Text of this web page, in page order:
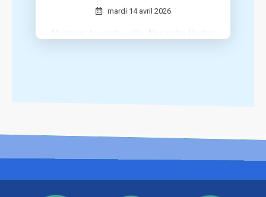
mardi 14 avril 2026
Manager de centre-ville, Alexandra Becker